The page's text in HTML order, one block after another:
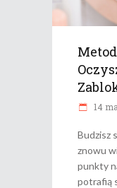
14
Budzisz
znowu
punkty
potrafią